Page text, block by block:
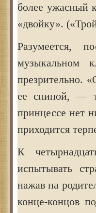
более ужасный
«двойку».
Разумеется,
музыкальном
презрительно.
ее спиной, —
принцессе нет
приходится
К
испытывать
нажав на
конце-концов